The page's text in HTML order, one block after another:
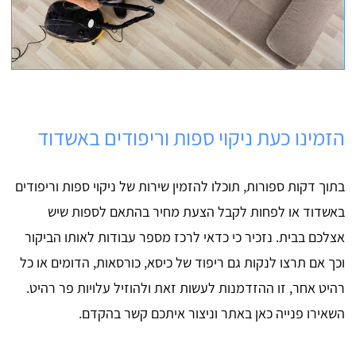
הזמינו כעת ניקוי ספות וריפודים באשדוד
בתוך דקות ספורות, תוכלו להזמין שירות של ניקוי ספות וריפודים
באשדוד או לפחות לקבל הצעת מחיר בהתאם לספות שיש
אצלכם בבית. נזכיר כי כדאי לרכז מספר עבודות לאותו הביקור
וכך אם תרצו לנקות גם ריפוד של כיסא, כורסאות, הדומים או כל
רהיט אחר, זו ההזדמנות לעשות זאת ולהוזיל עלויות פר רהיט.
השאירו פנייה כאן באתר וניצור איתכם קשר בהקדם.